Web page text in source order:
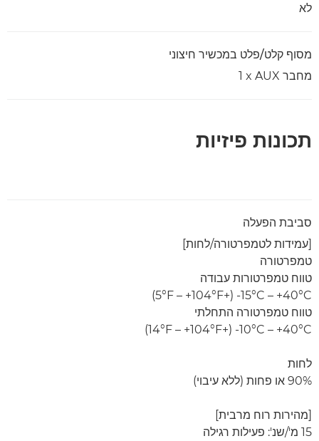
לא
מסוף קלט/פלט במכשיר חיצוני
מחבר AUX‏ x‏ 1
תכונות פיזיות
סביבת הפעלה
[עמידות לטמפרטורה/לחות]
טמפרטורה
טווח טמפרטורות עבודה
‎-15°C – +40°C‏ (+5°F – +104°F)
טווח טמפרטורה התחלתי
‎-10°C – +40°C‏ (+14°F – +104°F)
לחות
90% או פחות (ללא עיבוי)
[מהירות רוח מרבית]
15 מ'/שנ': פעילות רגילה